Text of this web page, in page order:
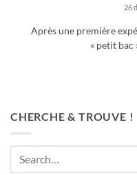
26
Après une première
« petit bac
CHERCHE & TROUVE !